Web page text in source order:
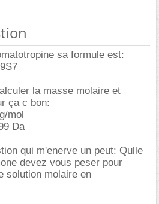
sa formule est:
la masse molaire et
ça c bon:
mol
Da
qui m'enerve un peut: Qulle
devez vous peser pour
solution molaire en